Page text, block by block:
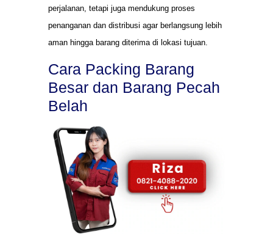
perjalanan, tetapi juga mendukung proses
penanganan dan distribusi agar berlangsung lebih
aman hingga barang diterima di lokasi tujuan.
Cara Packing Barang
Besar dan Barang Pecah
Belah